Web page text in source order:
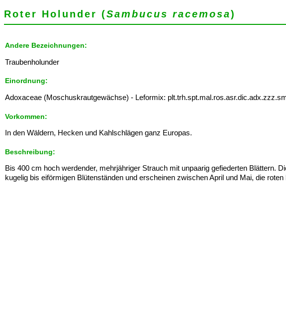
Roter Holunder (Sambucus racemosa)
Andere Bezeichnungen:
Traubenholunder
Einordnung:
Adoxaceae (Moschuskrautgewächse) - Leformix:
Vorkommen:
In den Wäldern, Hecken und Kahlschlägen ganz Europas.
Beschreibung:
Bis 400 cm hoch werdender, mehrjähriger Strauch mit unpaarig gefiederten Blättern.
kugelig bis eiförmigen Blütenständen und erscheinen zwischen April und Mai, die